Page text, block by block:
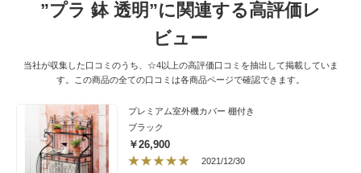
”プラ 鉢 透明”に関連する高評価レ
ビュー
当社が収集した口コミのうち、☆4以上の高評価口コミを抽出して掲載していま
す。この商品の全ての口コミは各商品ページで確認できます。
プレミアム室外機カバー 棚付き
ブラック
￥26,900
2021/12/30